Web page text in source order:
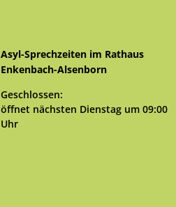
Asyl-Sprechzeiten im Rathaus
Enkenbach-Alsenborn
Klicken, um weitere Öffnungs- oder
Geschlossen:
öffnet nächsten Dienstag um 09:00
Uhr